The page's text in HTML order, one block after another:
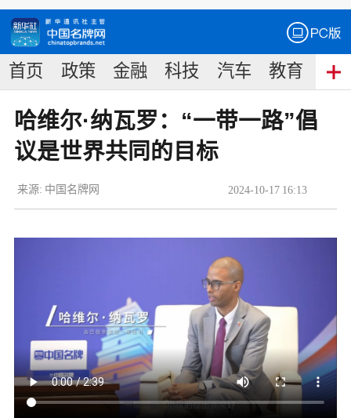
首页 政策 金融 科技 汽车 教育 食
哈维尔·纳瓦罗：“一带一路”倡
议是世界共同的目标
2024-10-17 16:13
来源: 中国名牌网